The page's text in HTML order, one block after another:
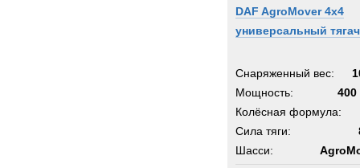
DAF AgroMover 4x4
универсальный тягач
Снаряженный вес:
Мощность:
400
Колёсная формула:
Сила тяги:
Шасси: